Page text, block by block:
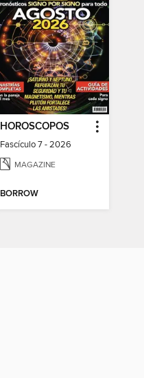
HOROSCOPOS
Fascículo 7 - 2026
MAGAZINE
BORROW